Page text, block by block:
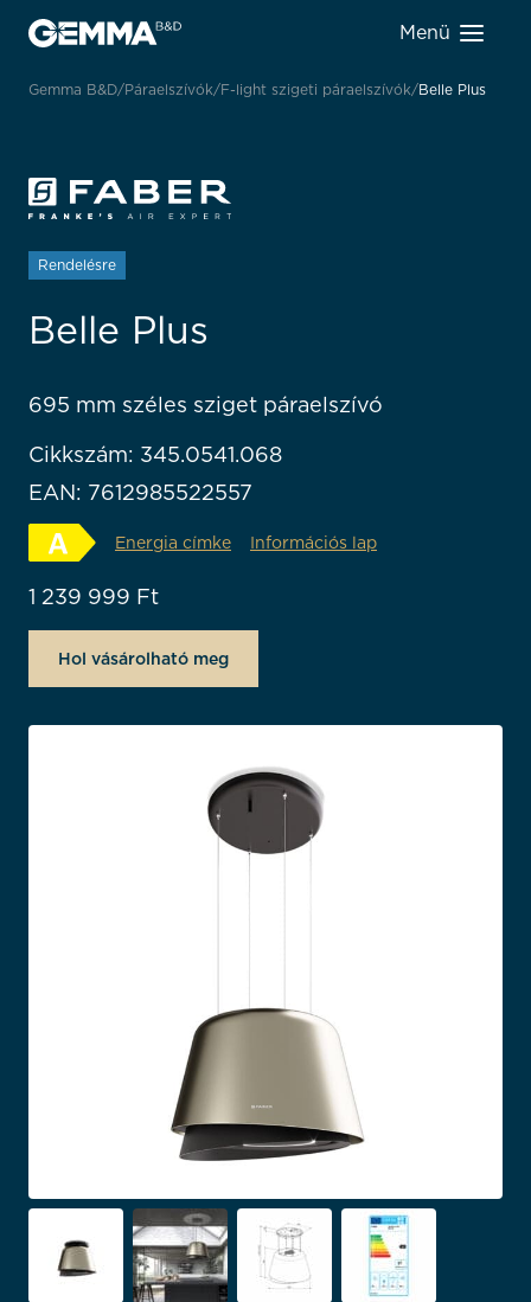
Menü
Gemma B&D Páraelszívók F-light szigeti páraelszívók Belle Plus
Rendelésre
Belle Plus
695 mm széles sziget páraelszívó
Cikkszám: 345.0541.068
EAN: 7612985522557
Energia címke Információs lap
1 239 999 Ft
Hol vásárolható meg